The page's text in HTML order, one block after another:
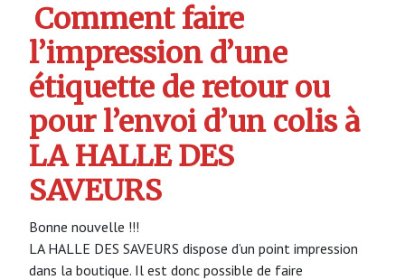
Comment faire
l’impression d’une
étiquette de retour ou
pour l’envoi d’un colis à
LA HALLE DES
SAVEURS
Bonne nouvelle !!!
LA HALLE DES SAVEURS dispose d’un point impression
dans la boutique. Il est donc possible de faire